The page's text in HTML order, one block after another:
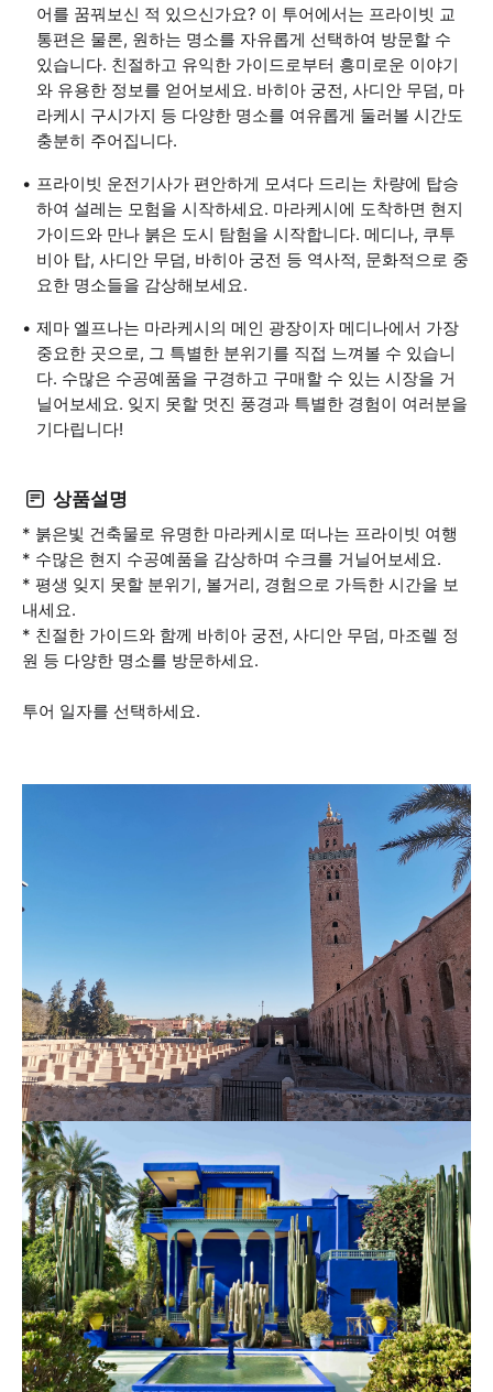
어를 꿈꿔보신 적 있으신가요? 이 투어에서는 프라이빗 교
통편은 물론, 원하는 명소를 자유롭게 선택하여 방문할 수
있습니다. 친절하고 유익한 가이드로부터 흥미로운 이야기
와 유용한 정보를 얻어보세요. 바히아 궁전, 사디안 무덤, 마
라케시 구시가지 등 다양한 명소를 여유롭게 둘러볼 시간도
충분히 주어집니다.
프라이빗 운전기사가 편안하게 모셔다 드리는 차량에 탑승
하여 설레는 모험을 시작하세요. 마라케시에 도착하면 현지
가이드와 만나 붉은 도시 탐험을 시작합니다. 메디나, 쿠투
비아 탑, 사디안 무덤, 바히아 궁전 등 역사적, 문화적으로 중
요한 명소들을 감상해보세요.
제마 엘프나는 마라케시의 메인 광장이자 메디나에서 가장
중요한 곳으로, 그 특별한 분위기를 직접 느껴볼 수 있습니
다. 수많은 수공예품을 구경하고 구매할 수 있는 시장을 거
닐어보세요. 잊지 못할 멋진 풍경과 특별한 경험이 여러분을
기다립니다!
상품설명
* 붉은빛 건축물로 유명한 마라케시로 떠나는 프라이빗 여행
* 수많은 현지 수공예품을 감상하며 수크를 거닐어보세요.
* 평생 잊지 못할 분위기, 볼거리, 경험으로 가득한 시간을 보
내세요.
* 친절한 가이드와 함께 바히아 궁전, 사디안 무덤, 마조렐 정
원 등 다양한 명소를 방문하세요.
투어 일자를 선택하세요.